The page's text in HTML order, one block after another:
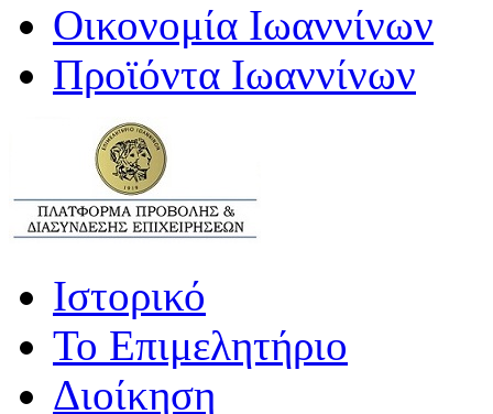
Οικονομία Ιωαννίνων
Προϊόντα Ιωαννίνων
Ιστορικό
Το Επιμελητήριο
Διοίκηση